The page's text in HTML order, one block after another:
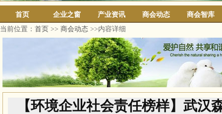
首页 企业之窗 产业资讯 商会动态
商会智库
当前位置： 首页 >> 商会动态 >>内容详细
【环境企业社会责任榜样】武汉